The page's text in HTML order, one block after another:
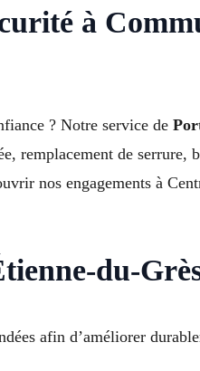
à
? Notre service de
remplacement de serrure,
nos engagements à
du-
afin d’améliorer